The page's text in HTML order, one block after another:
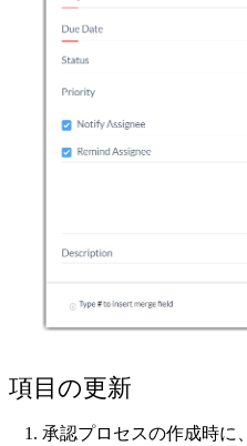
項目の更新
承認プロセスの作成時に、